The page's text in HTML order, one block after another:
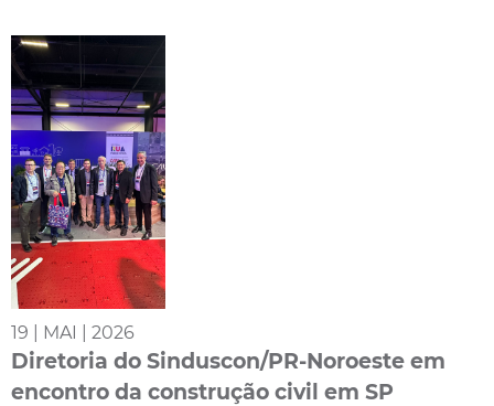
19 | MAI | 2026
Diretoria do Sinduscon/PR-Noroeste em
encontro da construção civil em SP